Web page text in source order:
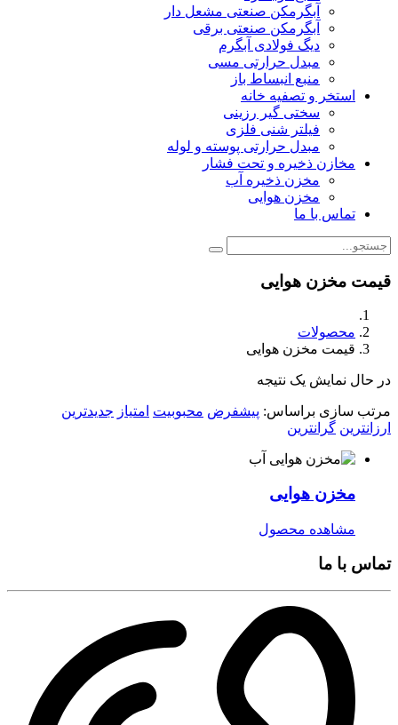
آبگرمکن صنعتی مشعل دار
آبگرمکن صنعتی برقی
دیگ فولادی آبگرم
مبدل حرارتی مسی
منبع انبساط باز
استخر و تصفیه خانه
سختی گیر رزینی
فیلتر شنی فلزی
مبدل حرارتی پوسته و لوله
مخازن ذخیره و تحت فشار
مخزن ذخیره آب
مخزن هوایی
تماس با ما
قیمت مخزن هوایی
محصولات
قیمت مخزن هوایی
در حال نمایش یک نتیجه
مرتب سازی براساس: پیشفرض محبوبیت امتیاز جدیدترین
ارزانترین گرانترین
مخزن هوایی
مشاهده محصول
تماس با ما